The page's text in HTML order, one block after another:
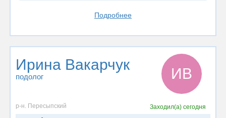
Подробнее
Ирина Вакарчук
подолог ИВ
р-н. Пересыпский Заходил(а)сегодня